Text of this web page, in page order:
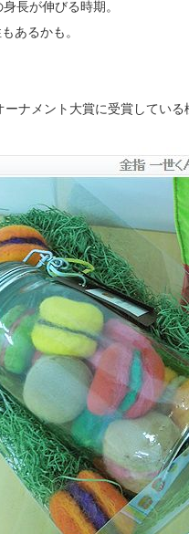
長が伸びる時期。
あるかも。
ナメント大賞に受賞している